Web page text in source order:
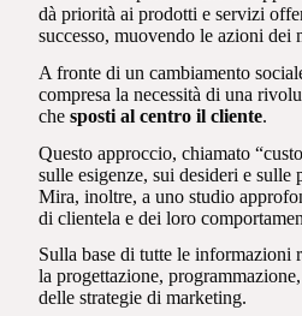
dà priorità ai prodotti e servizi
successo, muovendo le azioni dei
A fronte di un cambiamento
compresa la necessità di una
chesposti al centro il cliente.
Questo approccio, chiamato
sulle esigenze, sui desideri e sulle
Mira, inoltre, a uno studio
di clientela e dei loro
Sulla base di tutte le informazioni
la progettazione,
delle strategie di marketing.